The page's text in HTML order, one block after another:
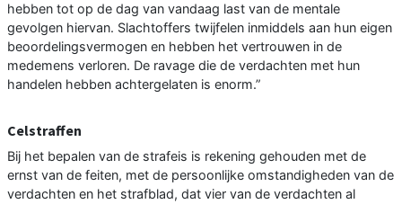
hebben tot op de dag van vandaag last van de mentale
gevolgen hiervan. Slachtoffers twijfelen inmiddels aan hun eigen
beoordelingsvermogen en hebben het vertrouwen in de
medemens verloren. De ravage die de verdachten met hun
handelen hebben achtergelaten is enorm.”
Celstraffen
Bij het bepalen van de strafeis is rekening gehouden met de
ernst van de feiten, met de persoonlijke omstandigheden van de
verdachten en het strafblad, dat vier van de verdachten al